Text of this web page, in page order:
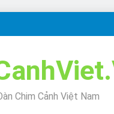
Chim Cảnh Việt Nam